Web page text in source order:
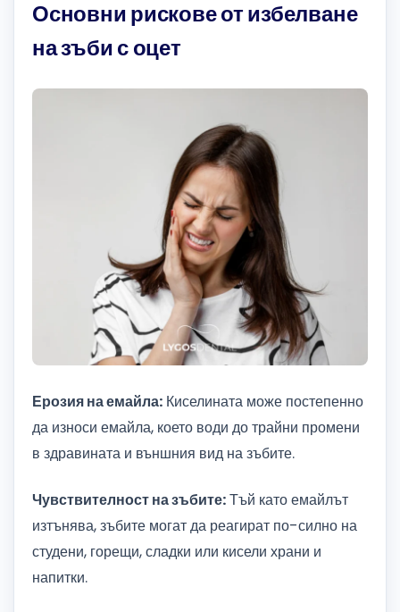
Основни рискове от избелване
на зъби с оцет
Ерозия на емайла: Киселината може постепенно
да износи емайла, което води до трайни промени
в здравината и външния вид на зъбите.
Чувствителност на зъбите:Тъй като емайлът
изтънява, зъбите могат да реагират по-силно на
студени, горещи, сладки или кисели храни и
напитки.